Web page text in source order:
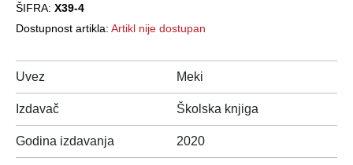
ŠIFRA: X39-4
Dostupnost artikla: Artikl nije dostupan
Uvez Meki
Izdavač Školska knjiga
Godina izdavanja 2020